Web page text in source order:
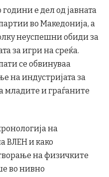
е дел од јавната
во Македонија, а
неуспешни обиди за
за игри на среќа.
се обвинуваа
на индустријата за
младите и граѓаните
на
ВЛЕН и како
на физичките
во нивно